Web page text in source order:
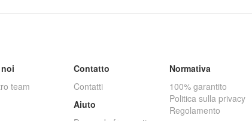
team
Contatto
Contatti
Aiuto
Normativa
100% garantito
Politica sulla privacy
Regolamento